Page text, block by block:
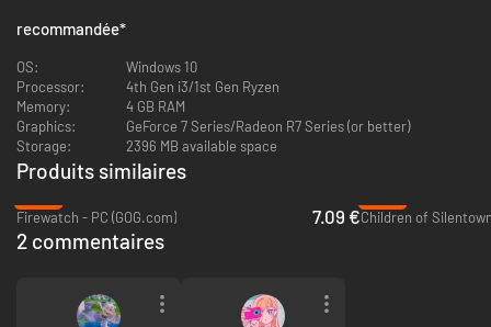
recommandée*
OS:
Windows 10
Processor:
4th Gen i3/1st Gen Ryzen
Memory:
4 GB RAM
Graphics:
GeForce 7 Series/Radeon R7 Series (or better)
Storage:
2396 MB available space
Produits similaires
Firewatch - PC (GOG.com)
7.09 €Children of
2 commentaires